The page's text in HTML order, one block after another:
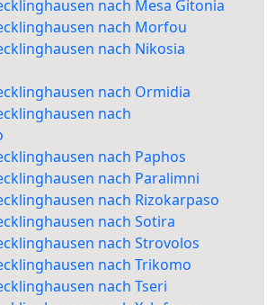
nach Mesa Gitonia
nach Morfou
nach Nikosia
nach Ormidia
nach
nach Paphos
nach Paralimni
nach Rizokarpaso
nach Sotira
nach Strovolos
nach Trikomo
nach Tseri